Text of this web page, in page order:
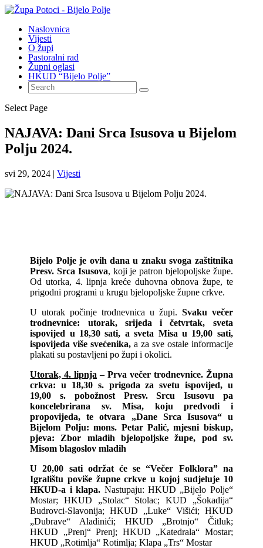
Naslovnica
Vijesti
O župi
Pastoralni rad
Župni oglasi
HKUD “Bijelo Polje”
Select Page
NAJAVA: Dani Srca Isusova u Bijelom
Polju 2024.
svi 29, 2024 | Vijesti
Bijelo Polje je ovih dana u znaku svoga zaštitnika
Presv. Srca Isusova, koji je patron bjelopoljske župe.
Od utorka, 4. lipnja kreće duhovna obnova župe, te
prigodni programi u krugu bjelopoljske župne crkve.
U utorak počinje trodnevnica u župi. Svaku večer
trodnevnice: utorak, srijeda i četvrtak, sveta
ispovijed u 18,30 sati, a sveta Misa u 19,00 sati,
ispovijeda više svećenika,a za sve ostale informacije
plakati su postavljeni po župi i okolici.
Utorak, 4. lipnja – Prva večer trodnevnice. Župna
crkva: u 18,30 s. prigoda za svetu ispovijed, u
19,00 s. pobožnost Presv. Srcu Isusovu pa
koncelebrirana sv. Misa, koju predvodi i
propovijeda, te otvara „Dane Srca Isusova“ u
Bijelom Polju: mons. Petar Palić, mjesni biskup,
pjeva: Zbor mladih bjelopoljske župe, pod sv.
Misom blagoslov mladih
U 20,00 sati održat će se “Večer Folklora” na
Igralištu poviše župne crkve u kojoj sudjeluje 10
HKUD-a i klapa. Nastupaju: HKUD „Bijelo Polje“
Mostar; HKUD „Stolac“ Stolac; KUD „Šokadija“
Budrovci-Slavonija; HKUD „Luke“ Višići; HKUD
„Dubrave“ Aladinići; HKUD „Brotnjo“ Čitluk;
HKUD „Prenj“ Prenj; HKUD „Katedrala“ Mostar;
HKUD „Rotimlja“ Rotimlja; Klapa „Trs“ Mostar